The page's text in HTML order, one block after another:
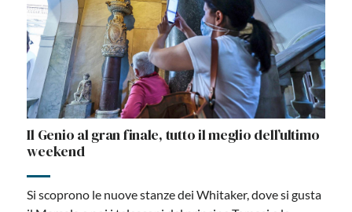
Il Genio al gran finale, tutto il meglio dell’ultimo
weekend
Si scoprono le nuove stanze dei Whitaker, dove si gusta